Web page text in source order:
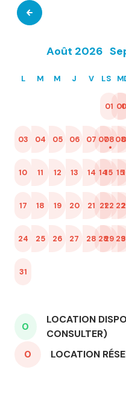
Août 2026
L M M J V S
01
03 04 05 06 07 08
10 11 12 13 14 15
17 18 19 20 21 22
24 25 26 27 28 29
31
L M
01
07 08
14 15
21 22
28 29
0
LOCATION
CONSULTER)
0
LOCATION